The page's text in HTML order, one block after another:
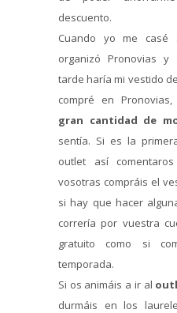
descuento.
Cuando yo me
organizó Pronovias
tarde haría mi vestido
compré en Pronovias,
gran cantidad de
sentía. Si es la
outlet así
vosotras compráis el
si hay que hacer
correría por vuestra
gratuito como si
temporada.
Si os animáis a ir al
durmáis en los